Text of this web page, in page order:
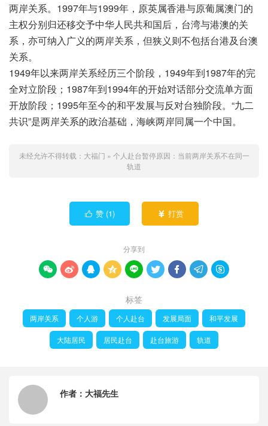
两岸关系。1997年与1999年，原英属香港与原葡属澳门的
主权分别归还移交予中华人民共和国后，台湾与港澳的关
系，亦可纳入广义的两岸关系，但狭义则不包括台港及台澳
关系。
1949年以来两岸关系经历三个阶段，1949年到1987年的完
全对立阶段；1987年到1994年的开始对话部分交流单方面
开放阶段；1995年至今的和平发展与反对台独阶段。“九二
共识”是两岸关系的政治基础，海峡两岸同属一个中国。
未经允许不得转载： 大福门 » 个人赴台暂停原因：当前两岸关系不在同一
轨道
 赞 (1)  打赏
分享到
        
标签
两岸关系 个人游 个人赴台 发展局面 和平发展
大陆居民 居民赴台 赴台旅游 轨道
作者： 大福先生